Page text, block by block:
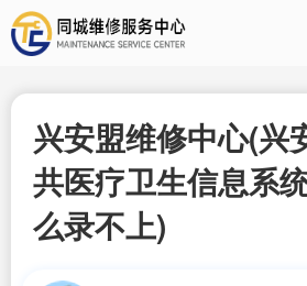
兴安盟维修中心(兴
共医疗卫生信息系
么录不上)